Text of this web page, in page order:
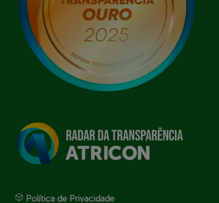
Política de Privacidade